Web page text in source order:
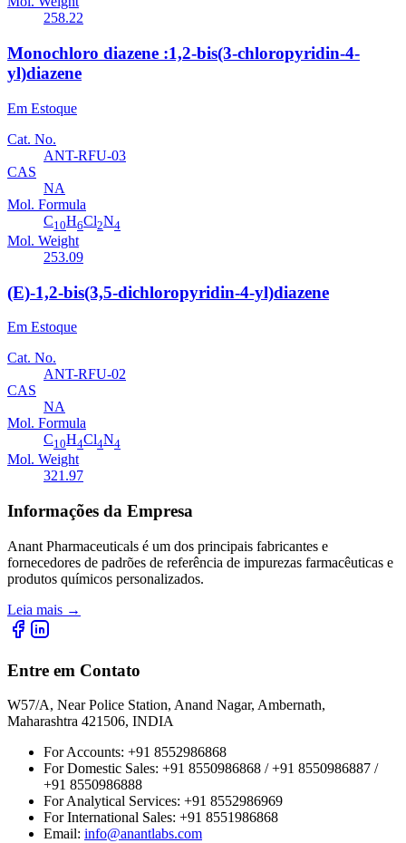
258.22
Monochloro diazene :1,2-bis(3-chloropyridin-4-
yl)diazene
Em Estoque
Cat. No.
ANT-RFU-03
CAS
NA
Mol. Formula
C10H6Cl2N4
Mol. Weight
253.09
(E)-1,2-bis(3,5-dichloropyridin-4-yl)diazene
Em Estoque
Cat. No.
ANT-RFU-02
CAS
NA
Mol. Formula
C10H4Cl4N4
Mol. Weight
321.97
Informações da Empresa
Anant Pharmaceuticals é um dos principais fabricantes e
fornecedores de padrões de referência de impurezas farmacêuticas e
produtos químicos personalizados.
Leia mais →
Entre em Contato
W57/A, Near Police Station, Anand Nagar, Ambernath,
Maharashtra 421506, INDIA
For Accounts: +91 8552986868
For Domestic Sales: +91 8550986868 / +91 8550986887 /
+91 8550986888
For Analytical Services: +91 8552986969
For International Sales: +91 8551986868
Email: info@anantlabs.com